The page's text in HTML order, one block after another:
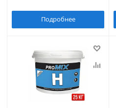
Подробнее